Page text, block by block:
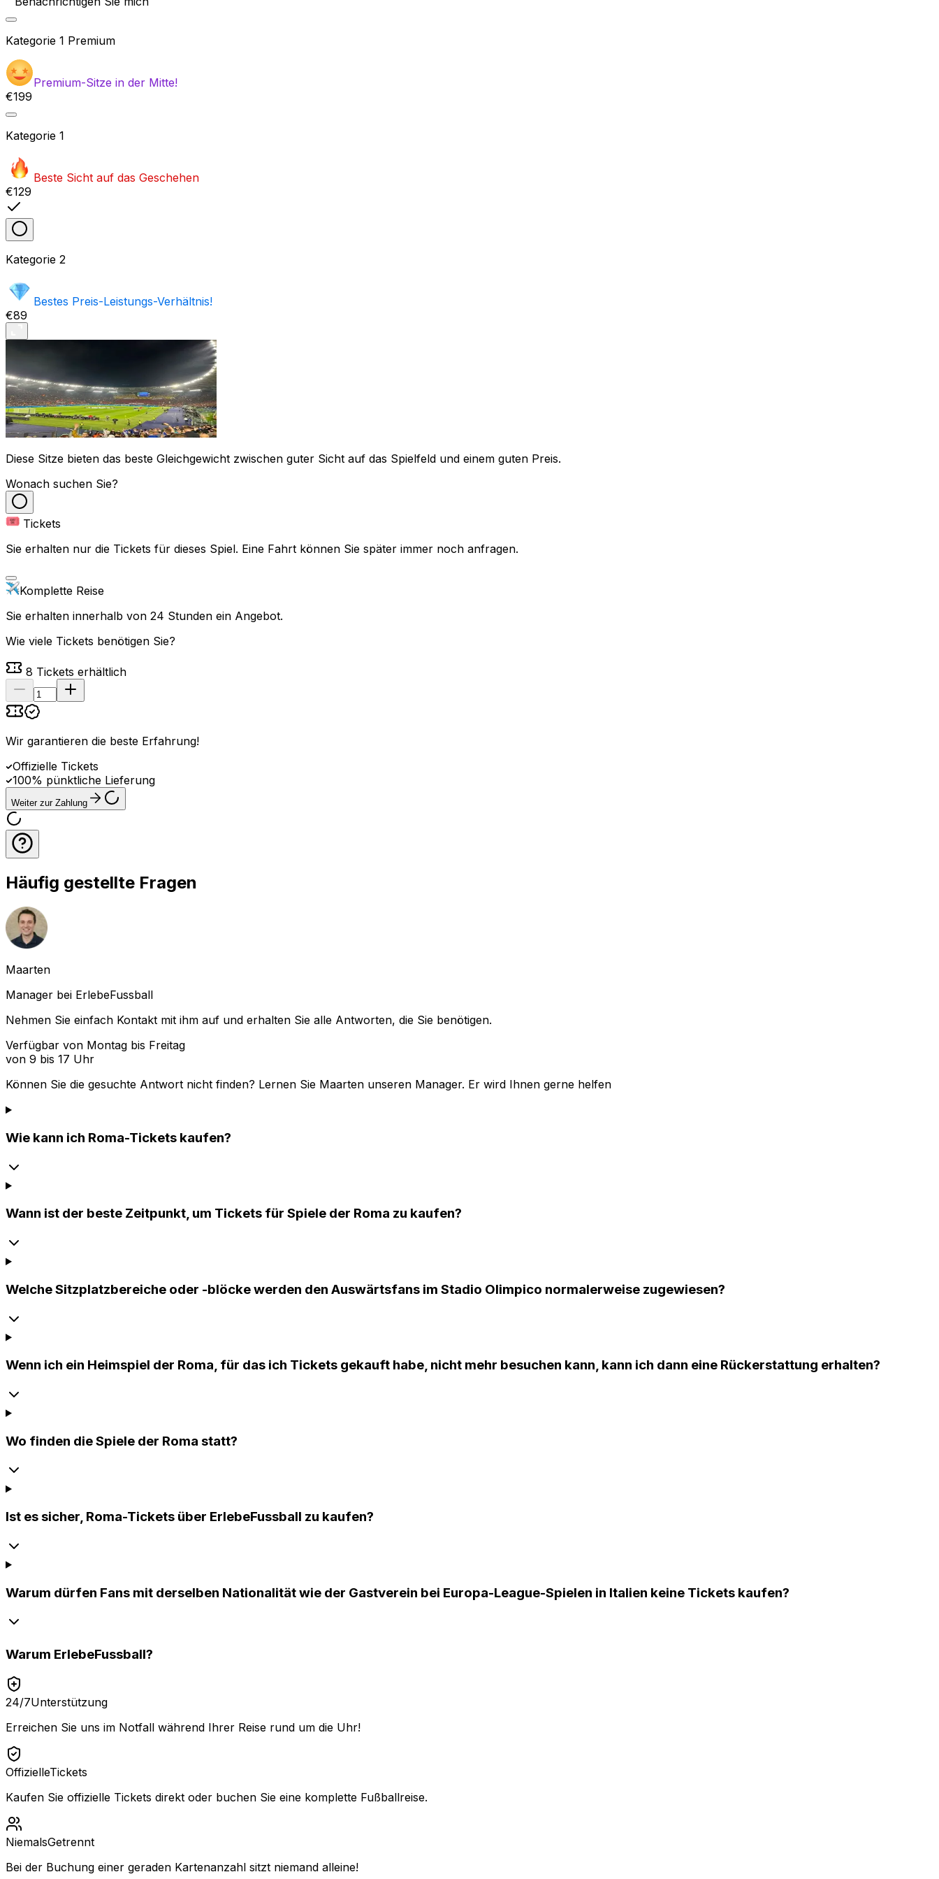
Kategorie 1 Premium
Premium-Sitze in der Mitte!
€199
Kategorie 1
Beste Sicht auf das Geschehen
€129
Kategorie 2
Bestes Preis-Leistungs-Verhältnis!
€89
Diese Sitze bieten das beste Gleichgewicht zwischen guter Sicht auf das Spielfeld und einem guten Preis.
Wonach suchen Sie?
Tickets
Sie erhalten nur die Tickets für dieses Spiel. Eine Fahrt können Sie später immer noch anfragen.
Komplette Reise
Sie erhalten innerhalb von 24 Stunden ein Angebot.
Wie viele Tickets benötigen Sie?
8 Tickets erhältlich
Wir garantieren die beste Erfahrung!
Offizielle Tickets
100% pünktliche Lieferung
Weiter zur Zahlung
Häufig gestellte Fragen
Maarten
Manager bei ErlebeFussball
Nehmen Sie einfach Kontakt mit ihm auf und erhalten Sie alle Antworten, die Sie benötigen.
Verfügbar von Montag bis Freitag
von 9 bis 17 Uhr
Können Sie die gesuchte Antwort nicht finden? Lernen Sie Maarten unseren Manager. Er wird Ihnen gerne helfen
Wie kann ich Roma-Tickets kaufen?
Wann ist der beste Zeitpunkt, um Tickets für Spiele der Roma zu kaufen?
Welche Sitzplatzbereiche oder -blöcke werden den Auswärtsfans im Stadio Olimpico normalerweise zugewiesen?
Wenn ich ein Heimspiel der Roma, für das ich Tickets gekauft habe, nicht mehr besuchen kann, kann ich dann eine Rückerstattung erhalten?
Wo finden die Spiele der Roma statt?
Ist es sicher, Roma-Tickets über ErlebeFussball zu kaufen?
Warum dürfen Fans mit derselben Nationalität wie der Gastverein bei Europa-League-Spielen in Italien keine Tickets kaufen?
Warum ErlebeFussball?
24/7Unterstützung
Erreichen Sie uns im Notfall während Ihrer Reise rund um die Uhr!
OffizielleTickets
Kaufen Sie offizielle Tickets direkt oder buchen Sie eine komplette Fußballreise.
NiemalsGetrennt
Bei der Buchung einer geraden Kartenanzahl sitzt niemand alleine!